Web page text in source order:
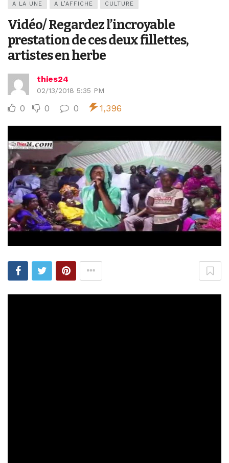
A LA UNE A L’AFFICHE CULTURE
Vidéo/ Regardez l’incroyable
prestation de ces deux fillettes,
artistes en herbe
thies24
02/13/2018 5:35 PM
0 0 0 1,396